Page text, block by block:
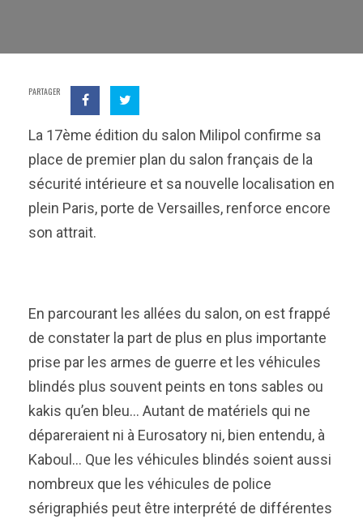
PARTAGER
La 17ème édition du salon Milipol confirme sa
place de premier plan du salon français de la
sécurité intérieure et sa nouvelle localisation en
plein Paris, porte de Versailles, renforce encore
son attrait.
En parcourant les allées du salon, on est frappé
de constater la part de plus en plus importante
prise par les armes de guerre et les véhicules
blindés plus souvent peints en tons sables ou
kakis qu’en bleu… Autant de matériels qui ne
dépareraient ni à Eurosatory ni, bien entendu, à
Kaboul… Que les véhicules blindés soient aussi
nombreux que les véhicules de police
sérigraphiés peut être interprété de différentes